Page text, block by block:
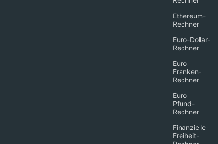
Ethereum-
Rechner
Euro-Dollar-
Rechner
Euro-
Franken-
Rechner
Euro-
Pfund-
Rechner
Finanzielle-
Freiheit-